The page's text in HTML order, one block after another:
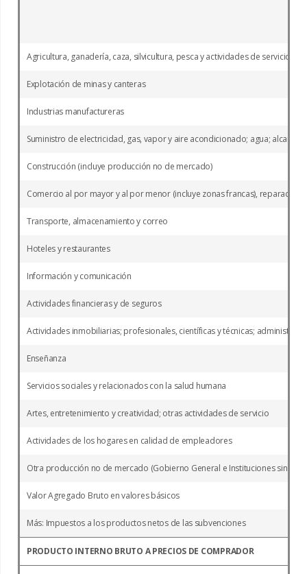
Agricultura, ganadería, caza, silvicultura, pesca y actividades de servicios
Explotación de minas y canteras
Industrias manufactureras
Suministro de electricidad, gas, vapor y aire acondicionado; agua;
Construcción (incluye producción no de mercado)
Comercio al por mayor y al por menor (incluye zonas francas), reparación
Transporte, almacenamiento y correo
Hoteles y restaurantes
Información y comunicación
Actividades financieras y de seguros
Actividades inmobiliarias; profesionales, científicas y técnicas;
Enseñanza
Servicios sociales y relacionados con la salud humana
Artes, entretenimiento y creatividad; otras actividades de servicio
Actividades de los hogares en calidad de empleadores
Otra producción no de mercado (Gobierno General e Instituciones sin
Valor Agregado Bruto en valores básicos
Más: Impuestos a los productos netos de las subvenciones
PRODUCTO INTERNO BRUTO A PRECIOS DE COMPRADOR